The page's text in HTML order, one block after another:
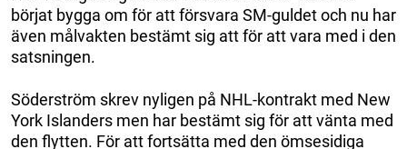
börjat bygga om för att försvara SM-guldet och nu har
även målvakten bestämt sig att för att vara med i den
satsningen.
Söderström skrev nyligen på NHL-kontrakt med New
York Islanders men har bestämt sig för att vänta med
den flytten. För att fortsätta med den ömsesidiga